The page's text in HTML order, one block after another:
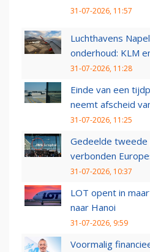
31-07-2026, 11:57
Luchthavens
onderhoud: KLM
31-07-2026, 11:28
Einde van een
neemt afscheid
31-07-2026, 11:25
Gedeelde tweede
verbonden
31-07-2026, 10:37
LOT opent in
naar Hanoi
31-07-2026, 9:59
Voormalig